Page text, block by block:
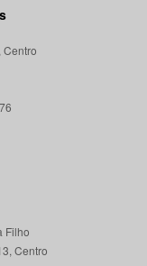
Centro
Filho
Centro